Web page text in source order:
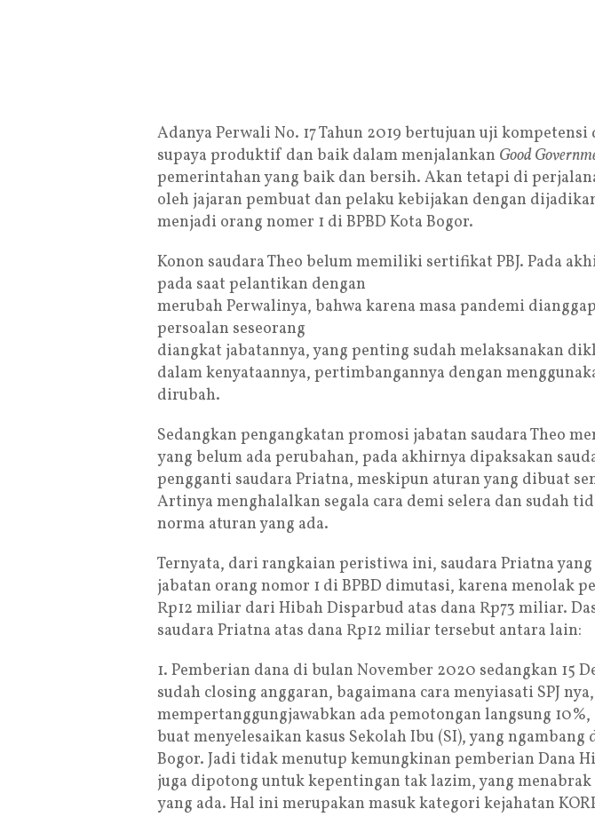
Adanya Perwali No. 17 Tahun 2019 bertujuan uji
supaya produktif dan baik dalam menjalankan Good
pemerintahan yang baik dan bersih. Akan tetapi di
oleh jajaran pembuat dan pelaku kebijakan dengan
menjadi orang nomer 1 di BPBD Kota Bogor.
Konon saudara Theo belum memiliki sertifikat PBJ. Pada
pada saat pelantikan dengan
merubah Perwalinya, bahwa karena masa pandemi
persoalan seseorang
diangkat jabatannya, yang penting sudah melaksanakan
dalam kenyataannya, pertimbangannya dengan
dirubah.
Sedangkan pengangkatan promosi jabatan saudara Theo
yang belum ada perubahan, pada akhirnya dipaksakan
pengganti saudara Priatna, meskipun aturan yang dibuat
Artinya menghalalkan segala cara demi selera dan sudah
norma aturan yang ada.
Ternyata, dari rangkaian peristiwa ini, saudara Priatna
jabatan orang nomor 1 di BPBD dimutasi, karena menolak
Rp12 miliar dari Hibah Disparbud atas dana Rp73 miliar.
saudara Priatna atas dana Rp12 miliar tersebut antara lain:
1. Pemberian dana di bulan November 2020 sedangkan 15
sudah closing anggaran, bagaimana cara menyiasati SPJ
mempertanggungjawabkan ada pemotongan langsung
buat menyelesaikan kasus Sekolah Ibu (SI), yang ngambang
Bogor. Jadi tidak menutup kemungkinan pemberian Dana
juga dipotong untuk kepentingan tak lazim, yang
yang ada. Hal ini merupakan masuk kategori kejahatan